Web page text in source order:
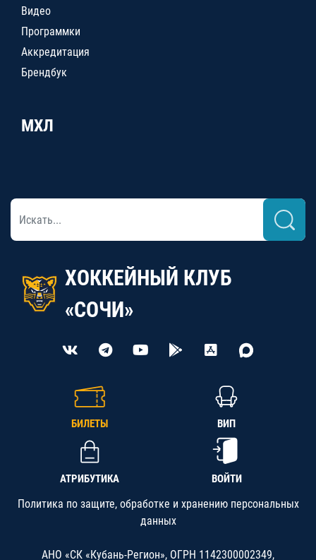
Видео
Программки
Аккредитация
Брендбук
МХЛ
ХОККЕЙНЫЙ КЛУБ
«СОЧИ»
БИЛЕТЫ ВИП
АТРИБУТИКА ВОЙТИ
Политика по защите, обработке и хранению персональных
данных
АНО «СК «Кубань-Регион», ОГРН 1142300002349,